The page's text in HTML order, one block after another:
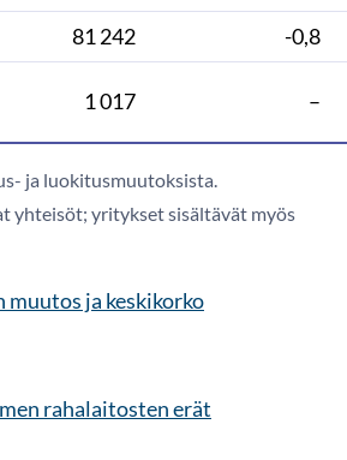
81 242 -0,8
1 017 –
ja luokitusmuutoksista.
yhteisöt; yritykset sisältävät myös
muutos ja keskikorko
rahalaitosten erät